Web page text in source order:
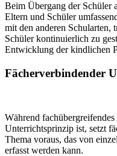
Beim Übergang der Schüler
Eltern und Schüler
mit den anderen Schularten,
Schüler kontinuierlich zu
Entwicklung der kindlichen
Fächerverbindender
Während
Unterrichtsprinzip ist, setzt
Thema voraus, das von
erfasst werden kann.